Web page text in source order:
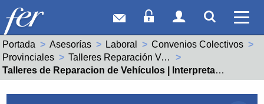
Correo webAcceso Socios
Acceso
Ver
Portada Asesorías Laboral
Convenios Colectivos
Provinciales
Talleres Reparación Vehiculos (26000395011982)
Actual:
Talleres de Reparacion de Vehículos | Interpretación art. 31 Domingos y festivos| Publicado BOR 27/07/2018